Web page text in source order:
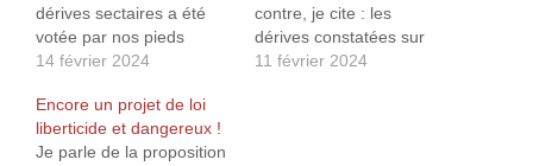
dérives sectaires a été
votée par nos pieds
nickelés de députés
comprend notamment
l’article 223‑1-2 qui
stipule2 : Est punie d’un
14 février 2024
contre, je cite : les
dérives constatées sur
les réseaux sociaux et
11 février 2024
Encore un projet de loi
liberticide et dangereux !
Je parle de la proposition